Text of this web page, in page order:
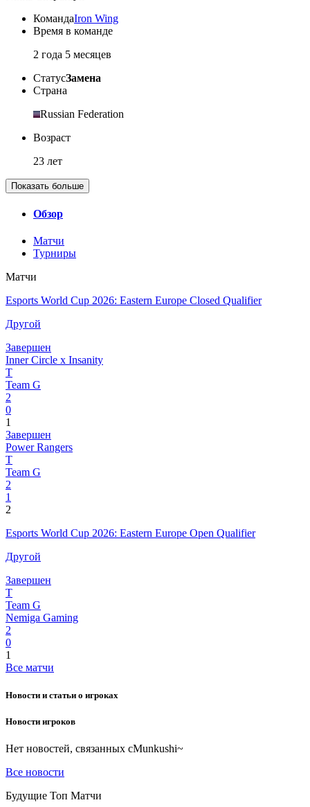
КомандаIron Wing
Время в команде
2 года 5 месяцев
СтатусЗамена
Страна
Russian Federation
Возраст
23 лет
Показать больше
Обзор
Матчи
Турниры
Матчи
Esports World Cup 2026: Eastern Europe Closed Qualifier
Другой
Завершен
Inner Circle x Insanity
T
Team G
2
0
1
Завершен
Power Rangers
T
Team G
2
1
2
Esports World Cup 2026: Eastern Europe Open Qualifier
Другой
Завершен
T
Team G
Nemiga Gaming
2
0
1
Все матчи
Новости и статьи о игроках
Новости игроков
Нет новостей, связанных сMunkushi~
Все новости
Будущие Топ Матчи